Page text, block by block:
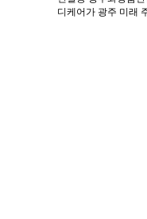
디케어가 광주 미래